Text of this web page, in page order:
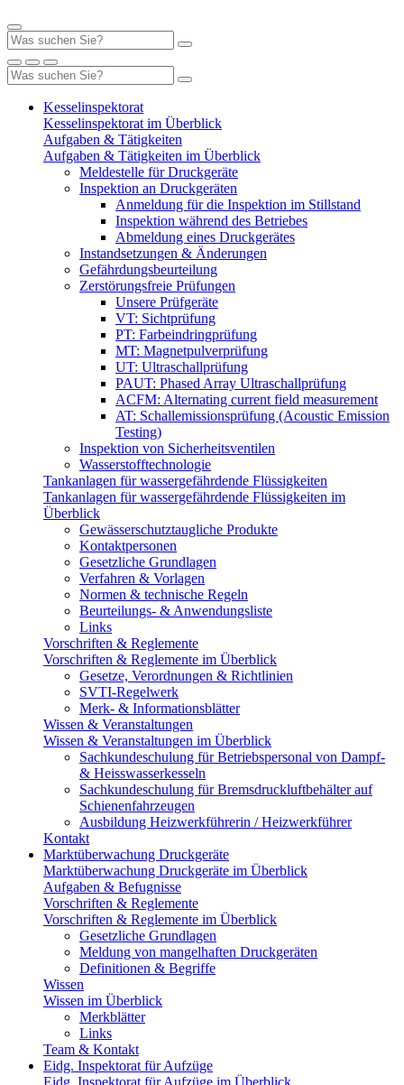
Kesselinspektorat
Kesselinspektorat im Überblick
Aufgaben & Tätigkeiten
Aufgaben & Tätigkeiten im Überblick
Meldestelle für Druckgeräte
Inspektion an Druckgeräten
Anmeldung für die Inspektion im Stillstand
Inspektion während des Betriebes
Abmeldung eines Druckgerätes
Instandsetzungen & Änderungen
Gefährdungsbeurteilung
Zerstörungsfreie Prüfungen
Unsere Prüfgeräte
VT: Sichtprüfung
PT: Farbeindringprüfung
MT: Magnetpulverprüfung
UT: Ultraschallprüfung
PAUT: Phased Array Ultraschallprüfung
ACFM: Alternating current field measurement
AT: Schallemissionsprüfung (Acoustic Emission
Testing)
Inspektion von Sicherheitsventilen
Wasserstofftechnologie
Tankanlagen für wassergefährdende Flüssigkeiten
Tankanlagen für wassergefährdende Flüssigkeiten im
Überblick
Gewässerschutztaugliche Produkte
Kontaktpersonen
Gesetzliche Grundlagen
Verfahren & Vorlagen
Normen & technische Regeln
Beurteilungs- & Anwendungsliste
Links
Vorschriften & Reglemente
Vorschriften & Reglemente im Überblick
Gesetze, Verordnungen & Richtlinien
SVTI-Regelwerk
Merk- & Informationsblätter
Wissen & Veranstaltungen
Wissen & Veranstaltungen im Überblick
Sachkundeschulung für Betriebspersonal von Dampf-
& Heisswasserkesseln
Sachkundeschulung für Bremsdruckluftbehälter auf
Schienenfahrzeugen
Ausbildung Heizwerkführerin / Heizwerkführer
Kontakt
Marktüberwachung Druckgeräte
Marktüberwachung Druckgeräte im Überblick
Aufgaben & Befugnisse
Vorschriften & Reglemente
Vorschriften & Reglemente im Überblick
Gesetzliche Grundlagen
Meldung von mangelhaften Druckgeräten
Definitionen & Begriffe
Wissen
Wissen im Überblick
Merkblätter
Links
Team & Kontakt
Eidg. Inspektorat für Aufzüge
Eidg. Inspektorat für Aufzüge im Überblick